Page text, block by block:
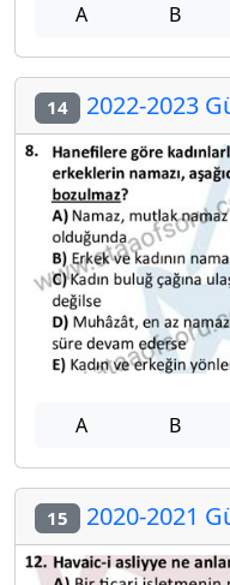
A B
14 2022-2023
A B
15 2020-2021